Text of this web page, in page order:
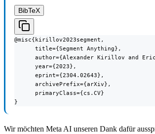
BibTeX
@misc{kirillov2023segment,
      title={Segment Anything},
author={Alexander Kirillov and
      year={2023},
      eprint={2304.02643},
      archivePrefix={arXiv},
      primaryClass={cs.CV}
}
Wir möchten Meta AI unseren Dank dafür